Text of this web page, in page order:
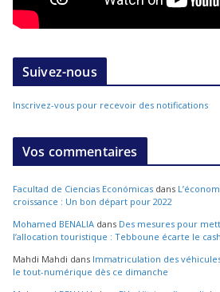
Suivez-nous
Inscrivez-vous pour recevoir des notifications
Vos commentaires
Facultad de Ciencias Económicas dans
croissance : Un bon départ pour 2022
Mohamed BENALIA dans Des mesures pour
l’allocation touristique : Tebboune écarte le
Mahdi Mahdi dans Immatriculation des
le tout-numérique dès ce dimanche